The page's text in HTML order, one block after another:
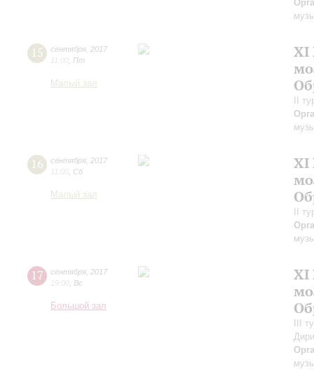
15 сентября 2017
Пт
Малый зал
XI
II
16 сентября 2017
Сб
Малый зал
XI
II
17 сентября 2017
19:00
Вс
Большой зал
XI
III